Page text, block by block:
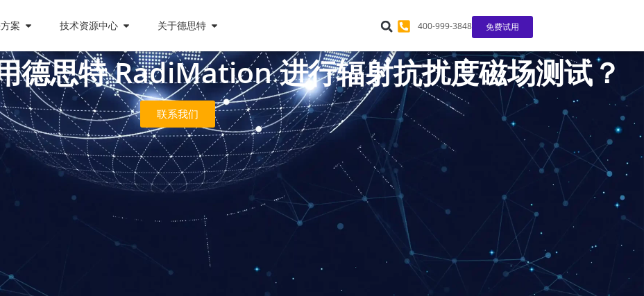
案 技术资源中心 关于德思特 400-999-3848 免费试用
德思特 RadiMation 进行辐射抗扰度磁场测试？
联系我们